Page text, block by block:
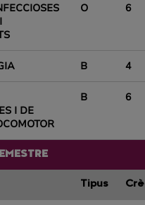
O 6
B 4
I DE
B 6
Tipus